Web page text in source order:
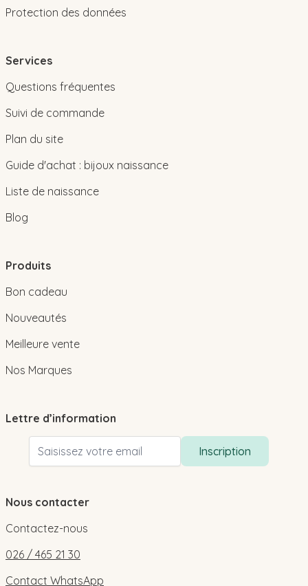
Protection des données
Services
Questions fréquentes
Suivi de commande
Plan du site
Guide d'achat : bijoux naissance
Liste de naissance
Blog
Produits
Bon cadeau
Nouveautés
Meilleure vente
Nos Marques
Lettre d’information
Adresse email
Inscription
Nous contacter
Contactez-nous
026 / 465 21 30
Contact WhatsApp